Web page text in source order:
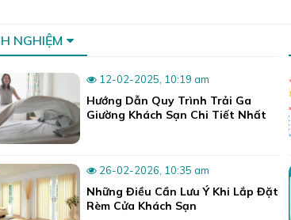
NGHIỆM
12-02-2025, 10:19 am
Hướng Dẫn Quy Trình Trải Ga
Giường Khách Sạn Chi Tiết Nhất
26-02-2026, 10:35 am
Những Điều Cần Lưu Ý Khi Lắp Đặt
Rèm Cửa Khách Sạn